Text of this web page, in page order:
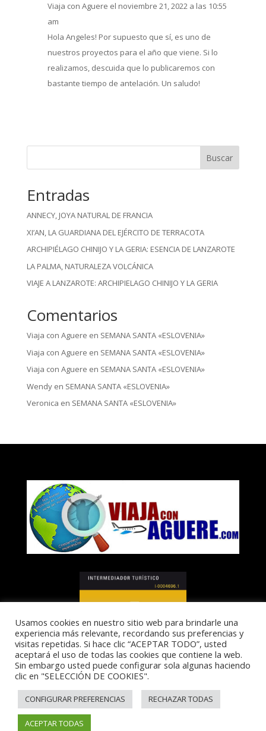
Viaja con Aguere el noviembre 21, 2022 a las 10:55
am
Hola Angeles! Por supuesto que sí, es uno de
nuestros proyectos para el año que viene. Si lo
realizamos, descuida que lo publicaremos con
bastante tiempo de antelación. Un saludo!
Buscar
Entradas
ANNECY, JOYA NATURAL DE FRANCIA
XI’AN, LA GUARDIANA DEL EJÉRCITO DE TERRACOTA
ARCHIPIÉLAGO CHINIJO Y LA GERIA: ESENCIA DE LANZAROTE
LA PALMA, NATURALEZA VOLCÁNICA
VIAJE A LANZAROTE: ARCHIPIELAGO CHINIJO Y LA GERIA
Comentarios
Viaja con Aguere en SEMANA SANTA «ESLOVENIA»
Viaja con Aguere en SEMANA SANTA «ESLOVENIA»
Viaja con Aguere en SEMANA SANTA «ESLOVENIA»
Wendyen SEMANA SANTA «ESLOVENIA»
Veronica en SEMANA SANTA «ESLOVENIA»
I-0004696.1
Usamos cookies en nuestro sitio web para brindarle una
experiencia más relevante, recordando sus preferencias y
visitas repetidas. Si hace clic “ACEPTAR TODO”, usted
aceptará el uso de todas las cookies que contiene la web.
Sin embargo usted puede configurar sola algunas haciendo
clic en "SELECCIÓN DE COOKIES".
CONFIGURAR PREFERENCIAS RECHAZAR TODAS
ACEPTAR TODAS